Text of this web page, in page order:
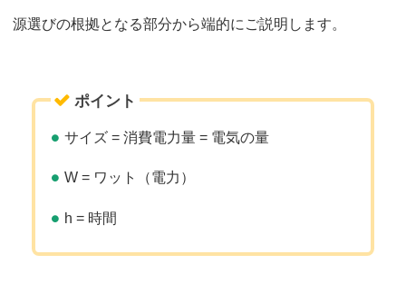
源選びの根拠となる部分から端的にご説明します。
ポイント
サイズ = 消費電力量 = 電気の量
W = ワット（電力）
h = 時間